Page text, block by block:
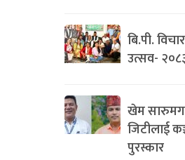
बि.पी.
उत्सव-
खेम
जिटीलाई
पुरस्कार